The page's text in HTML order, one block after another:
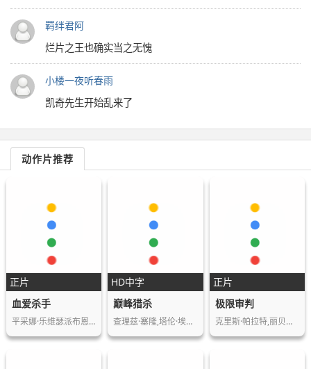
羁绊君阿
烂片之王也确实当之无愧
小楼一夜听春雨
凯奇先生开始乱来了
动作片推荐
正片
血爱杀手
平采娜·乐维瑟派布恩,塔纳波·里拉塔纳卡…
HD中字
巅峰猎杀
查理兹·塞隆,塔伦·埃哲顿,艾瑞克·巴纳,…
正片
极限审判
克里斯·帕拉特,丽贝卡·弗格森,卡莉·瑞斯…